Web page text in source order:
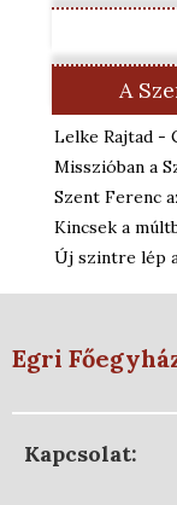
A
Lelke Rajtad -
Misszióban a
Szent Ferenc
Kincsek a
Új szintre lép
Egri
Kapcsolat: